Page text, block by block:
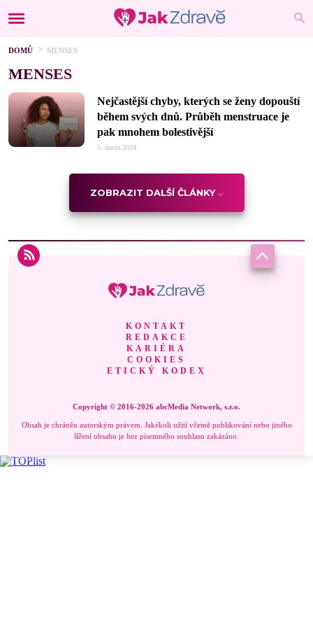
DOMŮ MENSES
MENSES
Nejčastější chyby, kterých se ženy dopouští
během svých dnů. Průběh menstruace je
pak mnohem bolestivější
5. února 2024
ZOBRAZIT DALŠÍ ČLÁNKY
KONTAKT
REDAKCE
KARIÉRA
COOKIES
ETICKÝ KODEX
Copyright © 2016-2026 abcMedia Network, s.r.o.
Obsah je chráněn autorským právem. Jakékoli užití včetně publikování nebo jiného
šíření obsahu je bez písemného souhlasu zakázáno.